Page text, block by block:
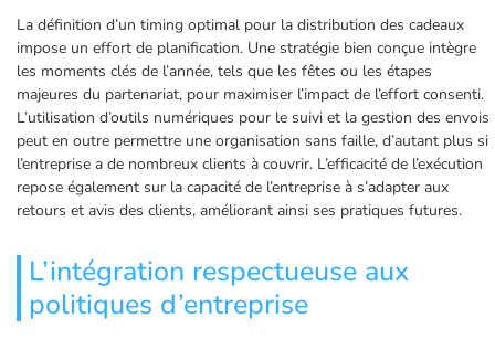
La définition d’un timing optimal pour la distribution des cadeaux
impose un effort de planification. Une stratégie bien conçue intègre
les moments clés de l’année, tels que les fêtes ou les étapes
majeures du partenariat, pour maximiser l’impact de l’effort consenti.
L’utilisation d’outils numériques pour le suivi et la gestion des envois
peut en outre permettre une organisation sans faille, d’autant plus si
l’entreprise a de nombreux clients à couvrir. L’efficacité de l’exécution
repose également sur la capacité de l’entreprise à s’adapter aux
retours et avis des clients, améliorant ainsi ses pratiques futures.
L’intégration respectueuse aux
politiques d’entreprise